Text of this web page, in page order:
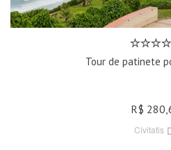
Tour de patinete
R$
Civitatis